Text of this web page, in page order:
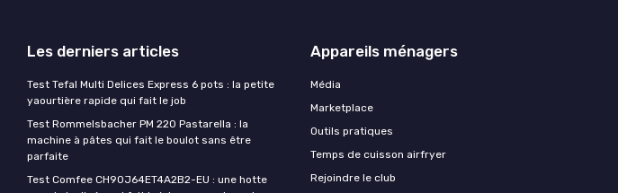
Les derniers articles
Test Tefal Multi Delices Express 6 pots : la petite
yaourtière rapide qui fait le job
Test Rommelsbacher PM 220 Pastarella : la
machine à pâtes qui fait le boulot sans être
parfaite
Test Comfee CH90J64ET4A2B2-EU : une hotte
Appareils ménagers
Média
Marketplace
Outils pratiques
Temps de cuisson airfryer
Rejoindre le club